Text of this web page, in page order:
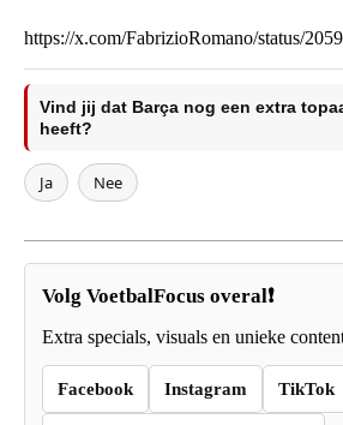
https://x.com/FabrizioRomano/status/
Vind jij dat Barça nog een extra
heeft?
Ja Nee
Volg VoetbalFocus overal❗
Extra specials, visuals en unieke
Facebook Instagram TikTok